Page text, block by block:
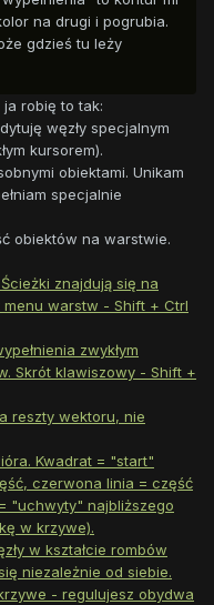
na drugi i pogrubia.
gdzieś tu leży
ja robię to tak:
węzły specjalnym
kursorem).
obiektami. Unikam
specjalnie
obiektów na warstwie.
znajdują się na
warstw - Shift + Ctrl
zwykłym
Skrót klawiszowy - Shift +
reszty wektoru, nie
Kwadrat = "start"
czerwona linia = część
"uchwyty" najbliższego
w krzywe).
w kształcie rombów
niezależnie od siebie.
- regulujesz obydwa